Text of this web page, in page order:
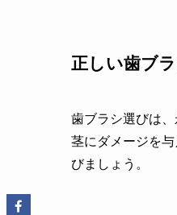
正しい歯ブ
歯ブラシ選びは
茎にダメージを
びましょう。